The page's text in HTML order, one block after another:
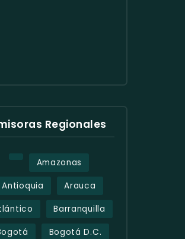
Regionales
Amazonas
Antioquia Arauca
Barranquilla
Bogotá D.C.